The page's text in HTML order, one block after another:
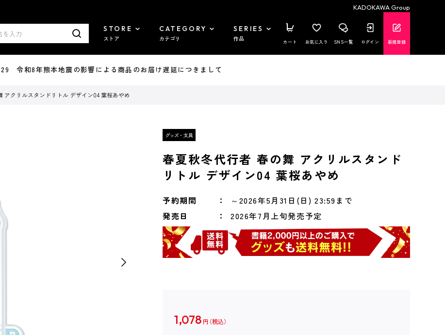
KADOKAWA Group
STORE
ストア
CATEGORY
カテゴリ
SERIES
作品 カート お気に入り SNS一覧 ログイン 新規登録
令和8年熊本地震の影響による商品のお届け遅延につきまして
アクリルスタンドリトル デザイン04 葉桜あやめ
春夏秋冬代行者 春の舞 アクリルスタンド
リトル デザイン04 葉桜あやめ
予約期間
～2026年5月31日(日) 23:59まで
発売日
2026年7月上旬発売予定
1,078 円